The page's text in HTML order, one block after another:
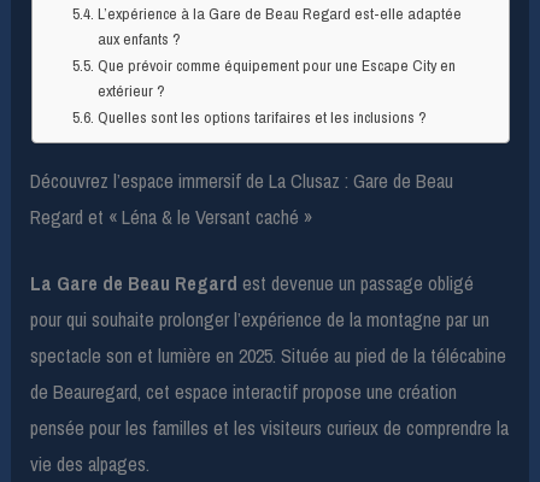
L’expérience à la Gare de Beau Regard est-elle adaptée
aux enfants ?
Que prévoir comme équipement pour une Escape City en
extérieur ?
Quelles sont les options tarifaires et les inclusions ?
Découvrez l’espace immersif de La Clusaz : Gare de Beau
Regard et « Léna & le Versant caché »
La Gare de Beau Regard est devenue un passage obligé
pour qui souhaite prolonger l’expérience de la montagne par un
spectacle son et lumière en 2025. Située au pied de la télécabine
de Beauregard, cet espace interactif propose une création
pensée pour les familles et les visiteurs curieux de comprendre la
vie des alpages.